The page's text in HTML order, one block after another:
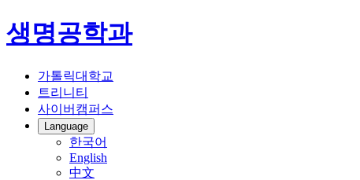
생명공학과
가톨릭대학교
트리니티
사이버캠퍼스
Language
한국어
English
中文